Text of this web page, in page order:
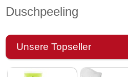
Duschpeeling
Unsere Topseller